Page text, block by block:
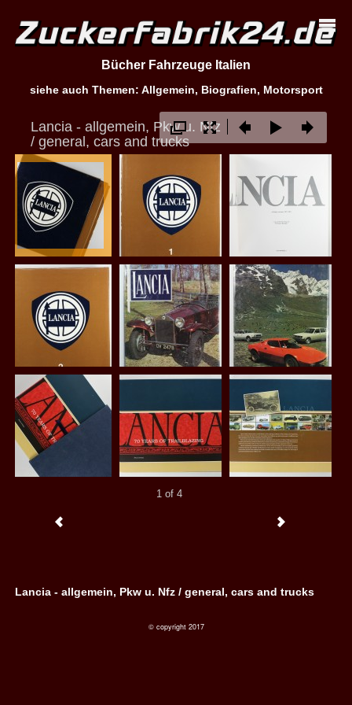
Bücher Fahrzeuge Italien
siehe auch Themen: Allgemein, Biografien, Motorsport
1 of 4
Lancia - allgemein, Pkw u. Nfz
/ general, cars and trucks
Lancia - allgemein, Pkw u. Nfz / general, cars and trucks
© copyright 2017